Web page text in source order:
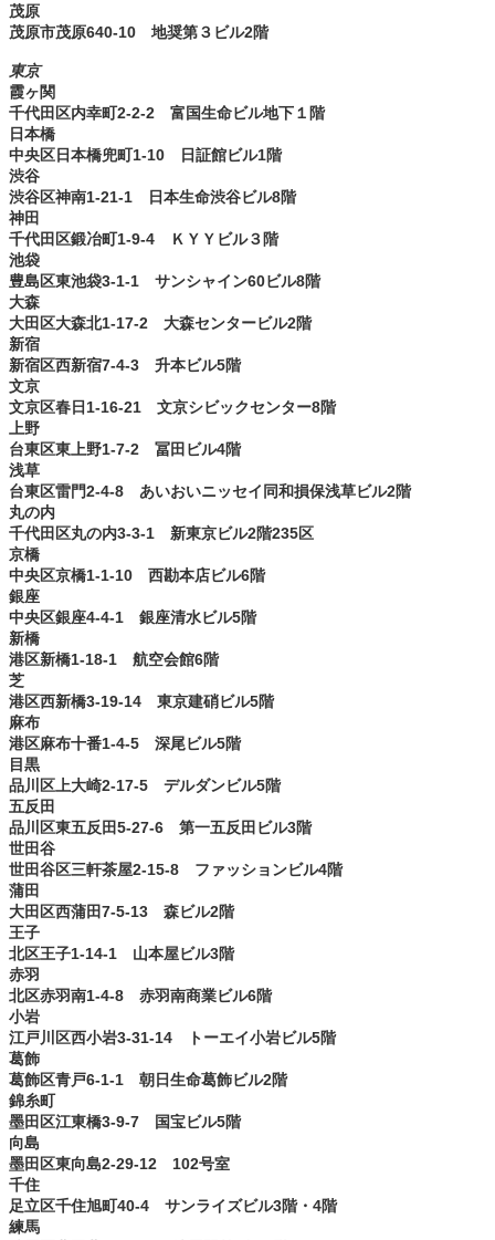
茂原
茂原市茂原640-10 地奨第３ビル2階
東京
霞ヶ関
千代田区内幸町2-2-2 富国生命ビル地下１階
​日本橋
中央区日本橋兜町1-10 日証館ビル1階
渋谷
渋谷区神南1-21-1 日本生命渋谷ビル8階
神田
千代田区鍛冶町1-9-4 ＫＹＹビル３階
池袋
豊島区東池袋3-1-1 サンシャイン60ビル8階
大森
大田区大森北1-17-2 大森センタービル2階
新宿
新宿区西新宿7-4-3 升本ビル5階
文京
文京区春日1-16-21 文京シビックセンター8階
上野
台東区東上野1-7-2 冨田ビル4階
浅草
台東区雷門2-4-8 あいおいニッセイ同和損保浅草ビル2階
丸の内
千代田区丸の内3-3-1 新東京ビル2階235区
京橋
中央区京橋1-1-10 西勘本店ビル6階
銀座
中央区銀座4-4-1 銀座清水ビル5階
新橋
港区新橋1-18-1 航空会館6階
芝
港区西新橋3-19-14 東京建硝ビル5階
麻布
港区麻布十番1-4-5 深尾ビル5階
目黒
品川区上大崎2-17-5 デルダンビル5階
五反田
品川区東五反田5-27-6 第一五反田ビル3階
世田谷
世田谷区三軒茶屋2-15-8 ファッションビル4階
蒲田
大田区西蒲田7-5-13 森ビル2階
王子
北区王子1-14-1 山本屋ビル3階
赤羽
北区赤羽南1-4-8 赤羽南商業ビル6階
小岩
江戸川区西小岩3-31-14 トーエイ小岩ビル5階
葛飾
葛飾区青戸6-1-1 朝日生命葛飾ビル2階
錦糸町
墨田区江東橋3-9-7 国宝ビル5階
向島
墨田区東向島2-29-12 102号室
千住
足立区千住旭町40-4 サンライズビル3階・4階
練馬